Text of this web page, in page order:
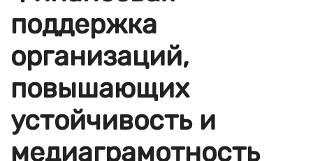
поддержка
организаций,
повышающих
устойчивость и
медиаграмотность